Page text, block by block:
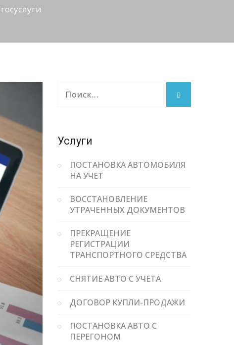
Услуги
ПОСТАНОВКА АВТОМОБИЛЯ
НА УЧЕТ
ВОССТАНОВЛЕНИЕ
УТРАЧЕННЫХ ДОКУМЕНТОВ
ПРЕКРАЩЕНИЕ
РЕГИСТРАЦИИ
ТРАНСПОРТНОГО СРЕДСТВА
СНЯТИЕ АВТО С УЧЕТА
ДОГОВОР КУПЛИ-ПРОДАЖИ
ПОСТАНОВКА АВТО С
ПЕРЕГОНОМ